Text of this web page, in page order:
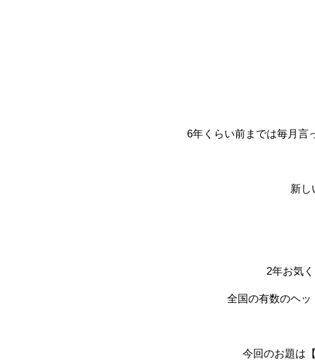
6年くらい前までは毎月言
新し
2年お気
全国の有数のヘ
今回のお題は